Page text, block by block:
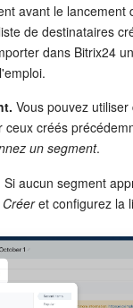
avant le lancement
de destinataires
dans Bitrix24
Vous pouvez
ceux créés
un segment.
Si aucun segment
Créeret configurez la